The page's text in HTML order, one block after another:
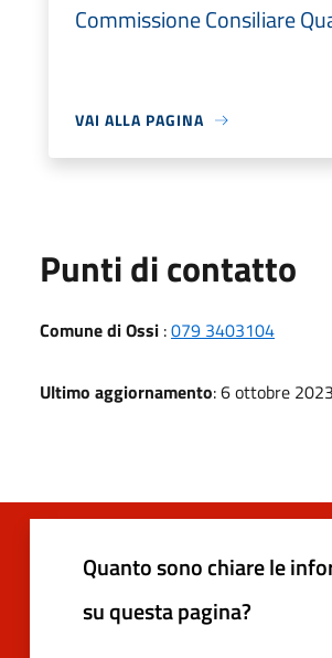
Commissione Consiliare
VAI ALLA PAGINA
Punti di contatto
Comune di Ossi :079 3403104
Ultimo aggiornamento: 6 ottobre
Quanto sono chiare le
su questa pagina?